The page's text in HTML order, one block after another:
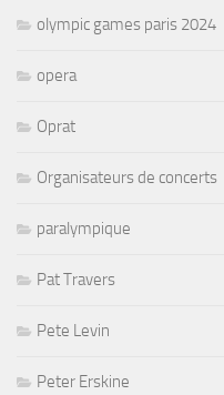
olympic games paris 2024
opera
Oprat
Organisateurs de concerts
paralympique
Pat Travers
Pete Levin
Peter Erskine